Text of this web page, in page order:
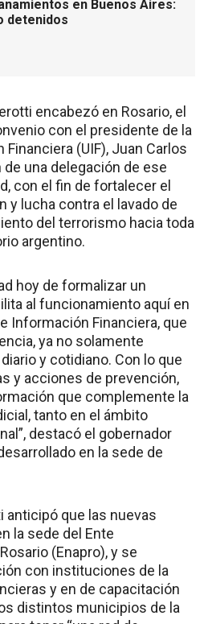
en Buenos Aires:
detenidos
encabezó en Rosario, el
con el presidente de la
(UIF), Juan Carlos
de una delegación de ese
con el fin de fortalecer el
y lucha contra el lavado de
del terrorismo hacia toda
argentino.
hoy de formalizar un
al funcionamiento aquí en
Información Financiera, que
ya no solamente
y cotidiano. Con lo que
y acciones de prevención,
que complemente la
tanto en el ámbito
destacó el gobernador
en la sede de
anticipó que las nuevas
la sede del Ente
(Enapro), y se
con instituciones de la
y en de capacitación
distintos municipios de la